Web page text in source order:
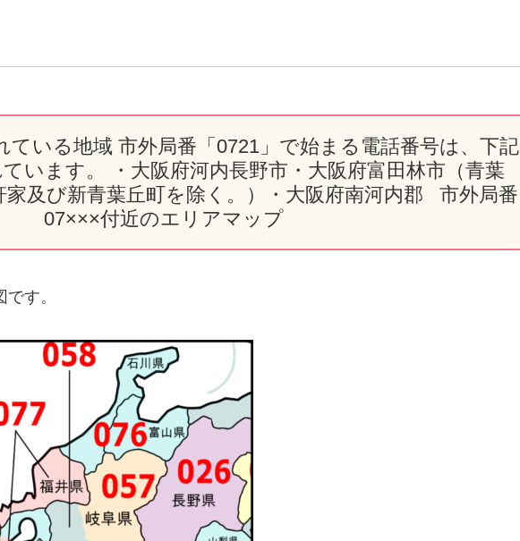
ている地域 市外局番「0721」で始まる電話番号は、下記
います。 ・大阪府河内長野市・大阪府富田林市（青葉
家及び新青葉丘町を除く。）・大阪府南河内郡 市外局番
07×××付近のエリアマップ
す。